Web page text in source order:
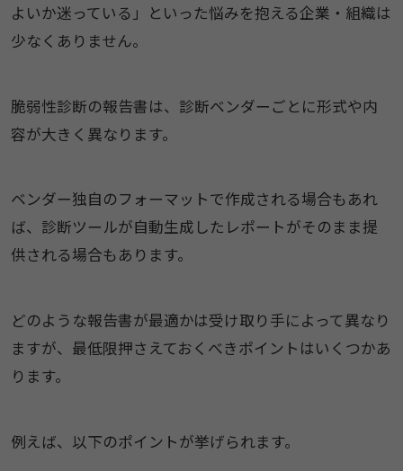
よいか迷っている」といった悩みを抱える企業・組織は
少なくありません。
脆弱性診断の報告書は、診断ベンダーごとに形式や内
容が大きく異なります。
ベンダー独自のフォーマットで作成される場合もあれ
ば、診断ツールが自動生成したレポートがそのまま提
供される場合もあります。
どのような報告書が最適かは受け取り手によって異なり
ますが、最低限押さえておくべきポイントはいくつかあ
ります。
例えば、以下のポイントが挙げられます。